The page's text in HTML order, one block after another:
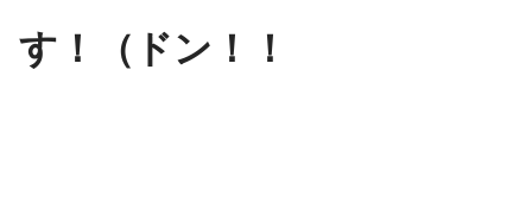
す！（ドン！！